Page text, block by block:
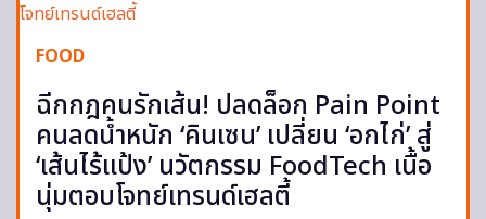
FOOD
ฉีกกฎคนรักเส้น! ปลดล็อก Pain Point
คนลดน้ำหนัก ‘คินเซน’ เปลี่ยน ‘อกไก่’ สู่
‘เส้นไร้แป้ง’ นวัตกรรม FoodTech เนื้อ
นุ่มตอบโจทย์เทรนด์เฮลตี้